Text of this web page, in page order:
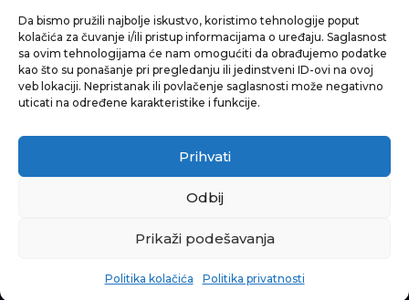
Da bismo pružili najbolje iskustvo, koristimo tehnologije poput
kolačića za čuvanje i/ili pristup informacijama o uređaju. Saglasnost
sa ovim tehnologijama će nam omogućiti da obrađujemo podatke
kao što su ponašanje pri pregledanju ili jedinstveni ID-ovi na ovoj
veb lokaciji. Nepristanak ili povlačenje saglasnosti može negativno
uticati na određene karakteristike i funkcije.
Prihvati
Odbij
Prikaži podešavanja
Politika kolačića Politika privatnosti
POČETNA
ŠOPING
AKTUELNOSTI
ZABAVA